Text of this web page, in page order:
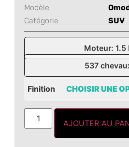
Modèle
Catégorie
SUV
Moteur: 1.5
537
Finition
AJOUTER AU